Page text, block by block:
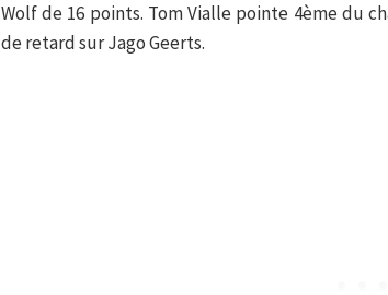
Wolf de 16 points. Tom Vialle pointe 4ème du
de retard sur Jago Geerts.